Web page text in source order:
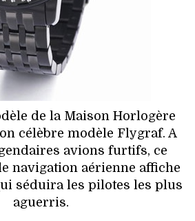
TENDANCES
BEAUTÉ
MODE DE RUE
CRÉATEURS
DES MARQUES
DÉCO
de la Maison Horlogère
célèbre modèle Flygraf. A
avions furtifs, ce
navigation aérienne affiche
séduira les pilotes les plus
aguerris.